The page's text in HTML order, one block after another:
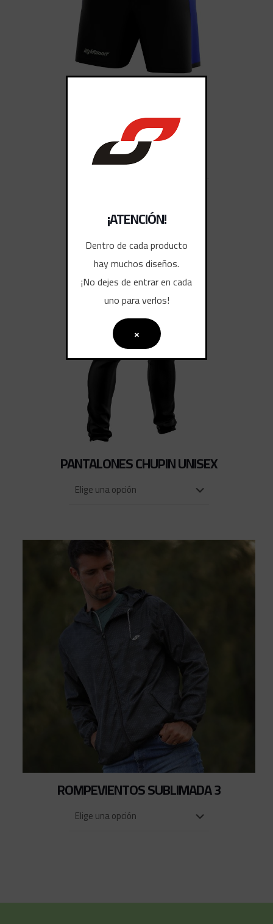
SHORTS DEPORTIVOS
PANTALONES CHUPIN UNISEX
ROMPEVIENTOS SUBLIMADA 3
¡ATENCIÓN!
Dentro de cada producto
hay muchos diseños.
¡No dejes de entrar en cada
uno para verlos!
×